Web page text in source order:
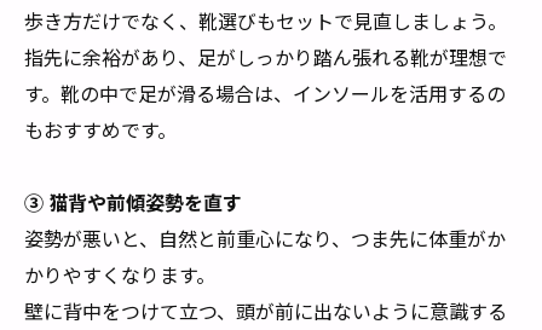
歩き方だけでなく、靴選びもセットで見直しましょう。
指先に余裕があり、足がしっかり踏ん張れる靴が理想で
す。靴の中で足が滑る場合は、インソールを活用するの
もおすすめです。
③ 猫背や前傾姿勢を直す
姿勢が悪いと、自然と前重心になり、つま先に体重がか
かりやすくなります。
壁に背中をつけて立つ、頭が前に出ないように意識する